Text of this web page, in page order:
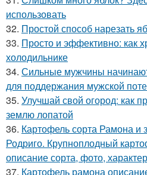
использовать
32. Простой способ нарезать
33. Просто и эффективно: как
холодильнике
34. Сильные мужчины
для поддержания мужской
35. Улучшай свой огород: как
землю лопатой
36. Картофель сорта Рамона и
Родриго. Крупноплодный
описание сорта, фото,
37. Картофель рамона